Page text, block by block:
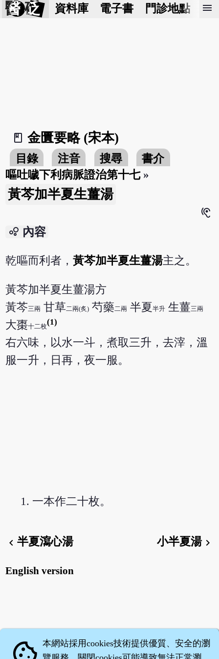
醫 砭 資料庫 電子書 門診地點 預
menu
book_2
金匱要略 (宋本)
目錄 注音 搜尋
書介
嘔吐噦下利病脈證治第十七»
黃芩加半夏生薑湯
hearing
bubble_chart 內容
乾嘔而利者，黃芩加半夏生薑湯主之。
黃芩加半夏生薑湯方
黃芩三兩 甘草二兩(炙) 芍藥二兩 半夏半升 生薑三兩
大棗十二枚
(1)
右六味，以水一斗，煮取三升，去滓，溫
服一升，日再，夜一服。
一本作二十枚。
chevron_left半夏瀉心湯 小半夏湯chevron_right
English version
本網站採用cookies技術提供優質、安全的瀏